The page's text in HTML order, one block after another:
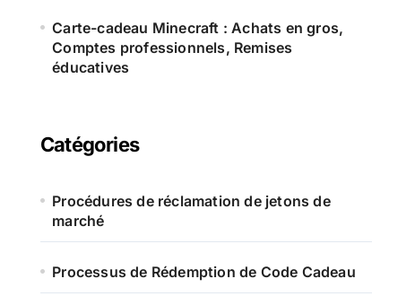
Carte-cadeau Minecraft : Achats en gros,
Comptes professionnels, Remises
éducatives
Catégories
Procédures de réclamation de jetons de
marché
Processus de Rédemption de Code Cadeau